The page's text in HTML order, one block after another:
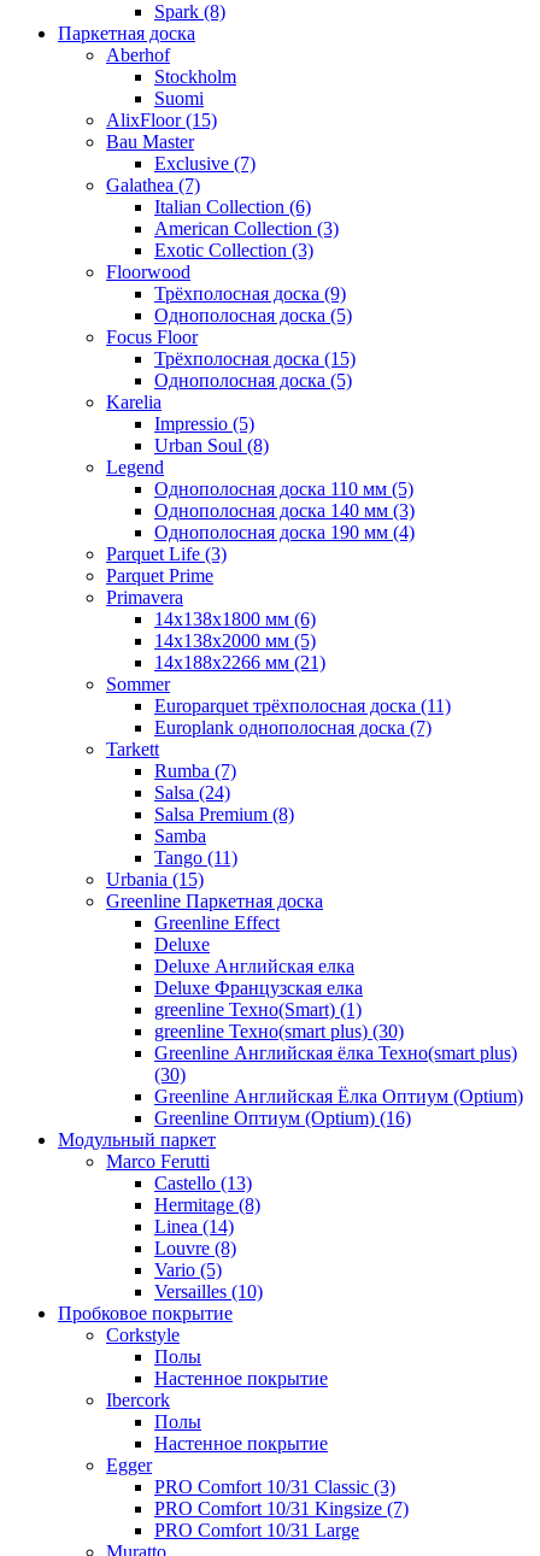
Spark (8)
Паркетная доска
Aberhof
Stockholm
Suomi
AlixFloor (15)
Bau Master
Exclusive (7)
Galathea (7)
Italian Collection (6)
American Collection (3)
Exotic Collection (3)
Floorwood
Трёхполосная доска (9)
Однополосная доска (5)
Focus Floor
Трёхполосная доска (15)
Однополосная доска (5)
Karelia
Impressio (5)
Urban Soul (8)
Legend
Однополосная доска 110 мм (5)
Однополосная доска 140 мм (3)
Однополосная доска 190 мм (4)
Parquet Life (3)
Parquet Prime
Primavera
14x138x1800 мм (6)
14x138x2000 мм (5)
14x188x2266 мм (21)
Sommer
Europarquet трёхполосная доска (11)
Europlank однополосная доска (7)
Tarkett
Rumba (7)
Salsa (24)
Salsa Premium (8)
Samba
Tango (11)
Urbania (15)
Greenline Паркетная доска
Greenline Effect
Deluxe
Deluxe Английская елка
Deluxe Французская елка
greenline Техно(Smart) (1)
greenline Техно(smart plus) (30)
Greenline Английская ёлка Техно(smart plus)
(30)
Greenline Английская Ёлка Оптиум (Optium)
Greenline Оптиум (Optium) (16)
Модульный паркет
Marco Ferutti
Castello (13)
Hermitage (8)
Linea (14)
Louvre (8)
Vario (5)
Versailles (10)
Пробковое покрытие
Сorkstyle
Полы
Настенное покрытие
Ibercork
Полы
Настенное покрытие
Egger
PRO Comfort 10/31 Classic (3)
PRO Comfort 10/31 Kingsize (7)
PRO Comfort 10/31 Large
Muratto